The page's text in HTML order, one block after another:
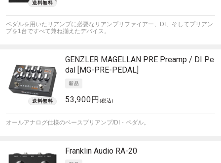
ペダルを用いたリアンプに必要なリアンプリファイアー、DI、そしてプリアン
プを1台ですべて兼ね揃えたデバイス。
GENZLER MAGELLAN PRE Preamp / DI Pe
dal [MG-PRE-PEDAL]
53,900円 (税込)
オールアナログ仕様のベースプリアンプ/DI・ペダル。
Franklin Audio RA-20